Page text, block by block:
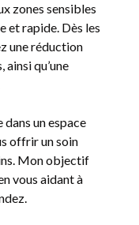
zones sensibles
et rapide. Dès les
une réduction
qu’une
dans un espace
offrir un soin
Mon objectif
vous aidant à